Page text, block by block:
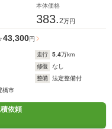
本体価格
383.2万円
43,300円
走行 5.4万km
修復
なし
整備
法定整備付
橋市
依頼